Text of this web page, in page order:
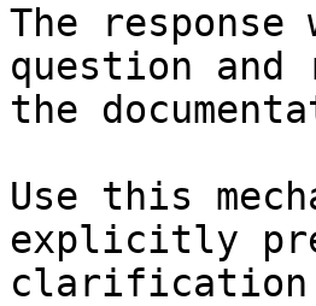
The
question and
the
Use this
explicitly
clarification